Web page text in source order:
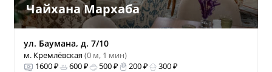
Чайхана Мархаба
ул. Баумана, д. 7/10
м. Кремлёвская(0 м, 1 мин)
1600 ₽
600 ₽ 500 ₽ 200 ₽ 300 ₽